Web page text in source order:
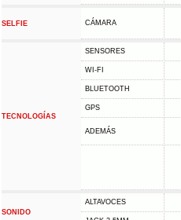
SELFIE CÁMARA
TECNOLOGÍAS
SENSORES
WI-FI
BLUETOOTH
GPS
ADEMÁS
SONIDO
ALTAVOCES